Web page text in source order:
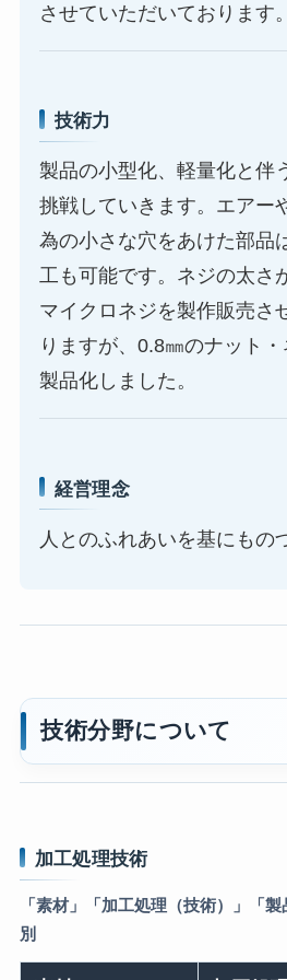
させていただいております。
技術力
製品の小型化、軽量化と伴
挑戦していきます。エアー
為の小さな穴をあけた部品
工も可能です。ネジの太さ
マイクロネジを製作販売さ
りますが、0.8㎜のナット
製品化しました。
経営理念
人とのふれあいを基にもの
技術分野について
加工処理技術
「素材」「加工処理（技術）」「
別